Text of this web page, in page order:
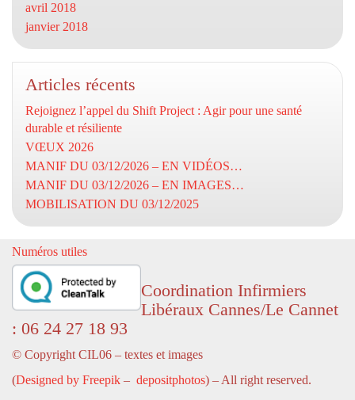
avril 2018
janvier 2018
Articles récents
Rejoignez l’appel du Shift Project : Agir pour une santé
durable et résiliente
VŒUX 2026
MANIF DU 03/12/2026 – EN VIDÉOS…
MANIF DU 03/12/2026 – EN IMAGES…
MOBILISATION DU 03/12/2025
Numéros utiles
Coordination Infirmiers
Libéraux Cannes/Le Cannet
: 06 24 27 18 93
© Copyright CIL06 – textes et images
(Designed by Freepik – depositphotos) – All right reserved.